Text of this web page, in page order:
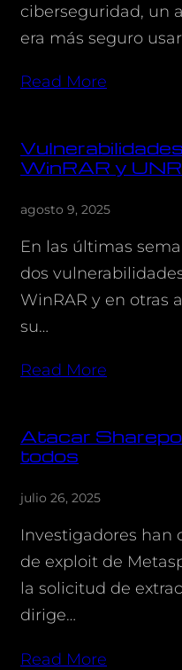
ciberseguridad, un
era más seguro
Read More
WinRAR y
agosto 9, 2025
En las últimas
dos
WinRAR y en otras
su…
Read More
Atacar
todos
julio 26, 2025
Investigadores han
de exploit de
la solicitud de
dirige…
Read More